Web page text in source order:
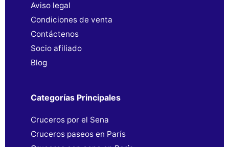
Aviso legal
Condiciones de venta
Contáctenos
Socio afiliado
Blog
Categorías Principales
Cruceros por el Sena
Cruceros paseos en París